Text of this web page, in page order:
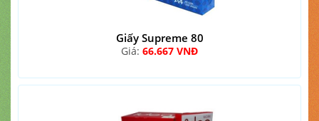
Giấy Supreme 80
Giá: 66.667 VNĐ